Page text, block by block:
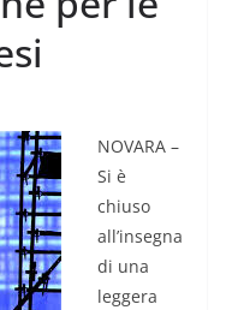
NOVARA –
Si è
chiuso
all’insegna
di una
leggera